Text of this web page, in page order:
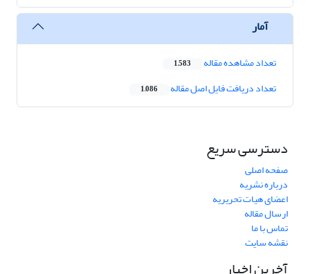
آمار
تعداد مشاهده مقاله 1,583
تعداد دریافت فایل اصل مقاله 1,086
دسترسی سریع
صفحه اصلی
درباره نشریه
اعضای هیات تحریریه
ارسال مقاله
تماس با ما
نقشه سایت